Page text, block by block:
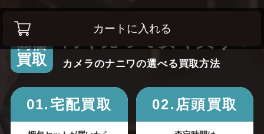
カートに入れる
高価
買取
高く売って安く買う！
カメラのナニワの選べる買取方法
01.宅配買取 02.店頭買取